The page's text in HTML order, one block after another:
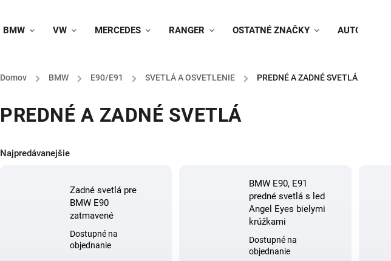
BMW VW MERCEDES RANGER OSTATNÉ ZNAČKY AUTOPOŤAHY
Domov / BMW / E90/E91 / SVETLÁ A OSVETLENIE /
PREDNÉ A ZADNÉ SVETLÁ
PREDNÉ A ZADNÉ SVETLÁ
Najpredávanejšie
Zadné svetlá pre
BMW E90
zatmavené
Dostupné na
objednanie
BMW E90, E91
predné svetlá s led
Angel Eyes bielymi
krúžkami
Dostupné na
objednanie